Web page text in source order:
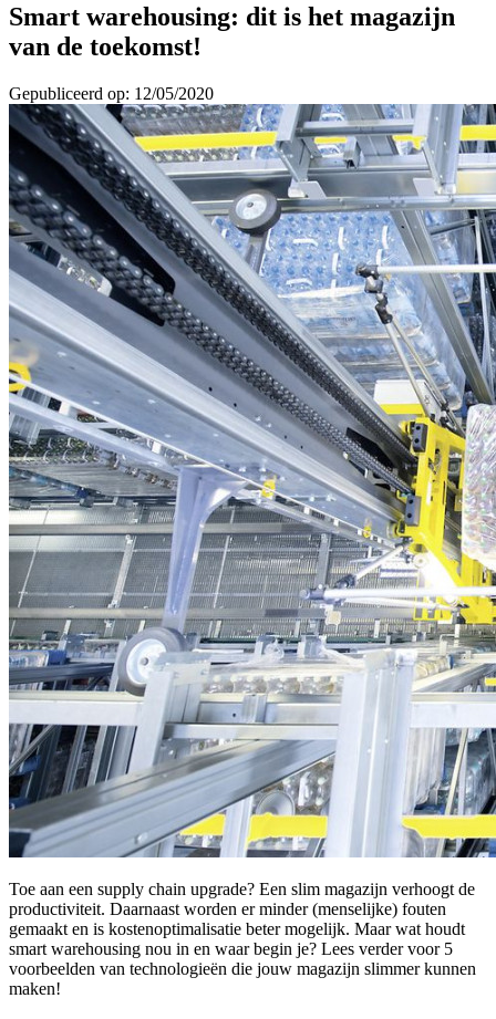
Smart warehousing: dit is het magazijn
van de toekomst!
Gepubliceerd op: 12/05/2020
Toe aan een supply chain upgrade? Een slim magazijn verhoogt de
productiviteit. Daarnaast worden er minder (menselijke) fouten
gemaakt en is kostenoptimalisatie beter mogelijk. Maar wat houdt
smart warehousing nou in en waar begin je? Lees verder voor 5
voorbeelden van technologieën die jouw magazijn slimmer kunnen
maken!